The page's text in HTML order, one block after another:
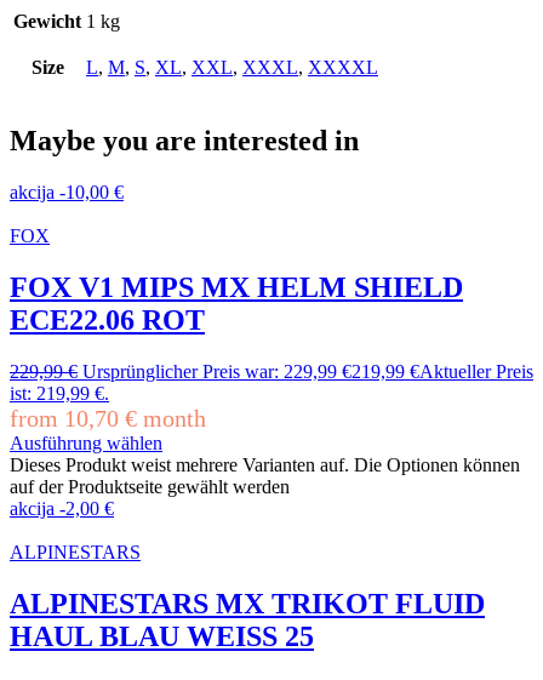
Gewicht 1 kg
Size L, M, S, XL, XXL, XXXL, XXXXL
Maybe you are interested in
akcija -10,00 €
FOX
FOX V1 MIPS MX HELM SHIELD
ECE22.06 ROT
229,99€ Ursprünglicher Preis war: 229,99 €219,99 €Aktueller Preis
ist: 219,99 €.
from 10,70 € month
Ausführung wählen
Dieses Produkt weist mehrere Varianten auf. Die Optionen können
auf der Produktseite gewählt werden
akcija -2,00 €
ALPINESTARS
ALPINESTARS MX TRIKOT FLUID
HAUL BLAU WEISS 25